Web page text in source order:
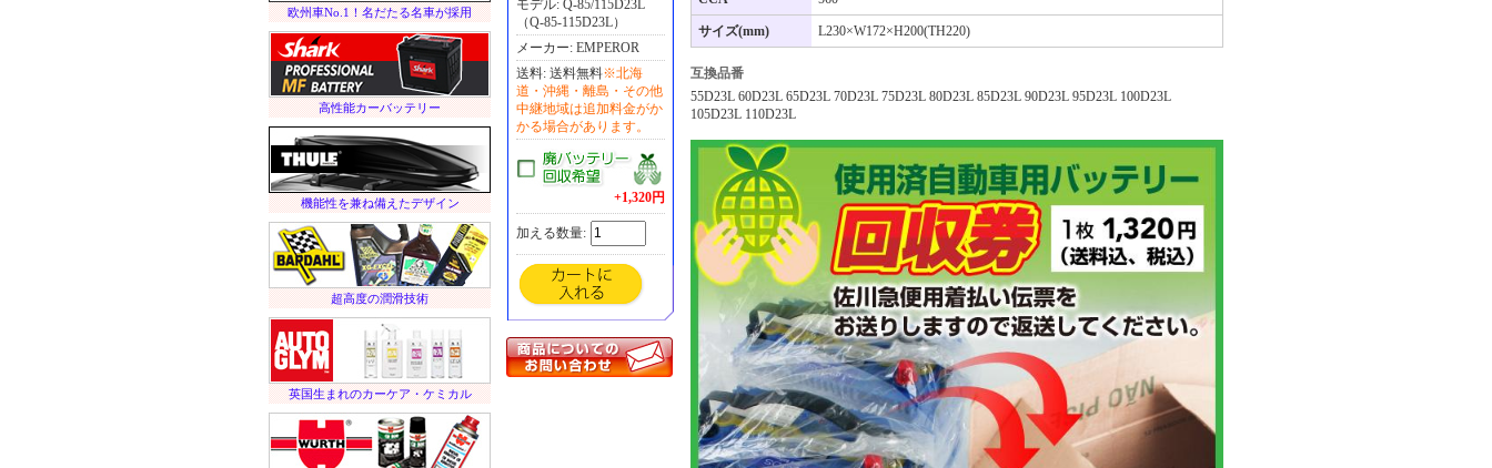
欧州車No.1！名だたる名車が採用
高性能カーバッテリー
機能性を兼ね備えたデザイン
超高度の潤滑技術
英国生まれのカーケア・ケミカル
モデル: Q-85/115D23L
（Q-85-115D23L）
メーカー: EMPEROR
送料: 送料無料※北海
道・沖縄・離島・その他
中継地域は追加料金がか
かる場合があります。
廃バッテリー回収希望
+1,320円
加える数量:
サイズ(mm) L230×W172×H200(TH220)
互換品番
55D23L 60D23L 65D23L 70D23L 75D23L 80D23L 85D23L 90D23L 95D23L 100D23L
105D23L 110D23L